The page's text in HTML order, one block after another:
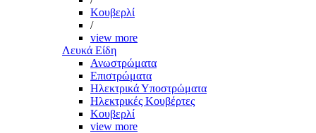
Κουβερλί
/
view more
Λευκά Είδη
Ανωστρώματα
Επιστρώματα
Ηλεκτρικά Υποστρώματα
Ηλεκτρικές Κουβέρτες
Κουβερλί
view more